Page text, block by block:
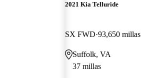
2021 Kia Telluride
SX FWD 93,650 millas
Suffolk, VA
37 millas